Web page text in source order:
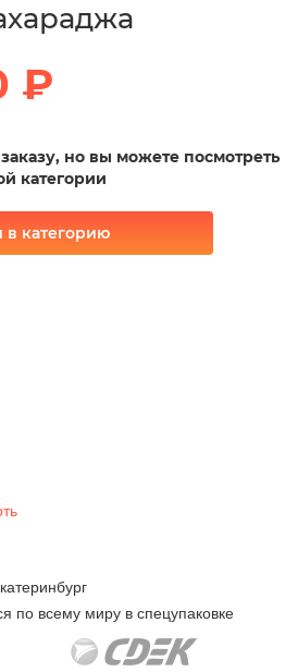
₽
но вы можете посмотреть
категории
в категорию
по всему миру в спецупаковке